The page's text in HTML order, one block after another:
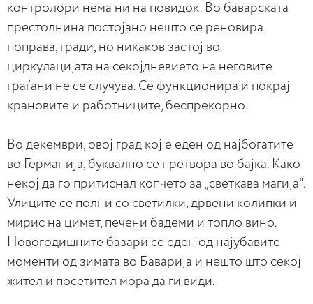
контролори нема ни на повидок. Во баварската
престолнина постојано нешто се реновира,
поправа, гради, но никаков застој во
циркулацијата на секојдневието на неговите
граѓани не се случува. Се функционира и покрај
крановите и работниците, беспрекорно.
Во декември, овој град кој е еден од најбогатите
во Германија, буквално се претвора во бајка. Како
некој да го притиснал копчето за „светкава магија“.
Улиците се полни со светилки, дрвени колипки и
мирис на цимет, печени бадеми и топло вино.
Новогодишните базари се еден од најубавите
моменти од зимата во Баварија и нешто што секој
жител и посетител мора да ги види.